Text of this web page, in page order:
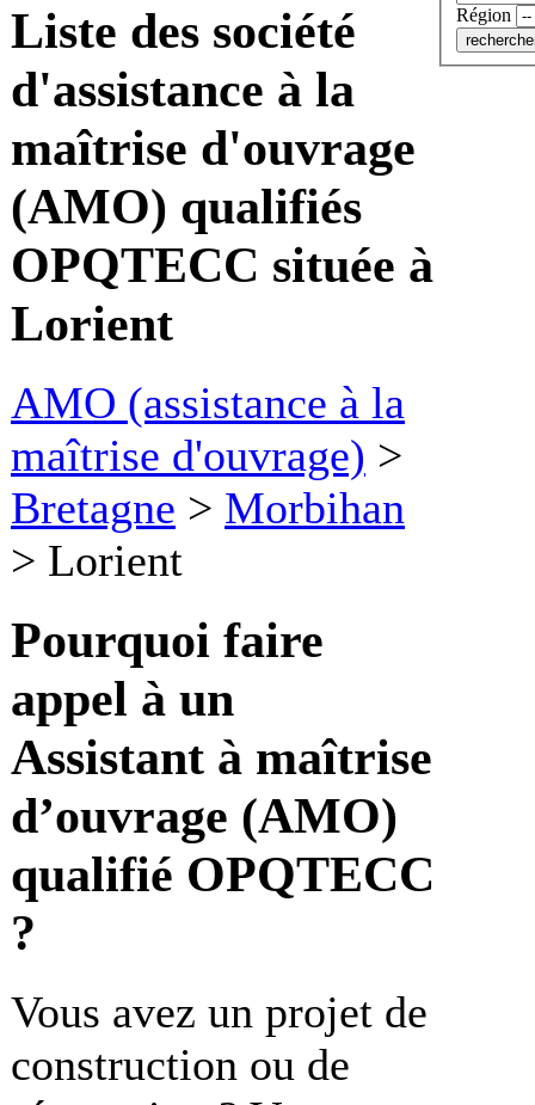
Liste des société
d'assistance à la
maîtrise d'ouvrage
(AMO) qualifiés
OPQTECC située à
Lorient
AMO (assistance à la
maîtrise d'ouvrage) >
Bretagne > Morbihan
> Lorient
Pourquoi faire
appel à un
Assistant à maîtrise
d’ouvrage (AMO)
qualifié OPQTECC
?
Vous avez un projet de
construction ou de
Région